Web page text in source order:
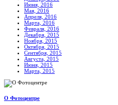
Июня, 2016
Мая, 2016
Апреля, 2016
Марта, 2016
Февраля, 2016
Декабря, 2015
Ноября, 2015
Октября, 2015
Сентября, 2015
Августа, 2015
Июня, 2015
Марта, 2015
О Фотоцентре